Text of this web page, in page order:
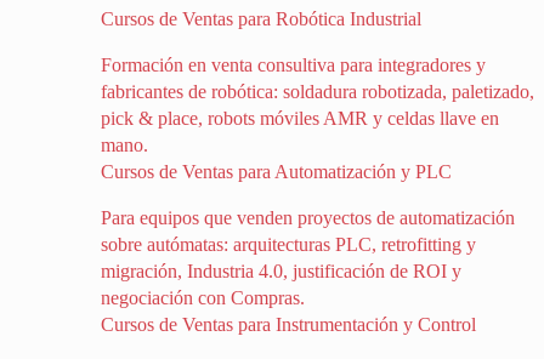
Cursos de Ventas para Robótica Industrial
Formación en venta consultiva para integradores y
fabricantes de robótica: soldadura robotizada, paletizado,
pick & place, robots móviles AMR y celdas llave en
mano.
Cursos de Ventas para Automatización y PLC
Para equipos que venden proyectos de automatización
sobre autómatas: arquitecturas PLC, retrofitting y
migración, Industria 4.0, justificación de ROI y
negociación con Compras.
Cursos de Ventas para Instrumentación y Control